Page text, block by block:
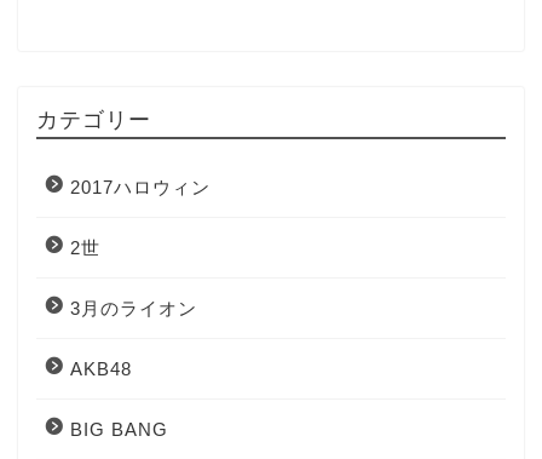
カテゴリー
2017ハロウィン
2世
3月のライオン
AKB48
BIG BANG